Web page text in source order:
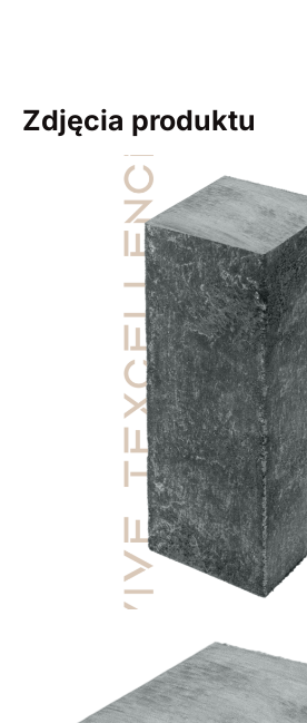
Zdjęcia produktu